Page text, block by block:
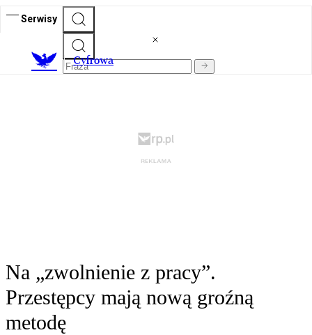
Serwisy
Cyfrowa
Na „zwolnienie z pracy”.
Przestępcy mają nową groźną
metodę